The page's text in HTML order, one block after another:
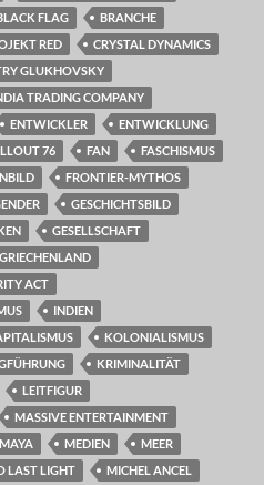
FLAG
BRANCHE
RED
CRYSTAL DYNAMICS
GLUKHOVSKY
TRADING COMPANY
ENTWICKLER
ENTWICKLUNG
76 FAN
FASCHISMUS
FRONTIER-MYTHOS
GESCHICHTSBILD
GESELLSCHAFT
GRIECHENLAND
ACT
INDIEN
KOLONIALISMUS
KRIMINALITÄT
LEITFIGUR
MASSIVE ENTERTAINMENT
MAYA MEDIEN
MEER
LAST LIGHT
MICHEL ANCEL